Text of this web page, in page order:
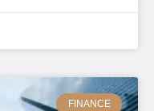
FINANCE